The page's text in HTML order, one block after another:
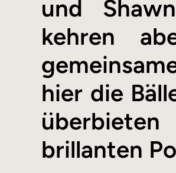
und
kehren
hier die
brillanten